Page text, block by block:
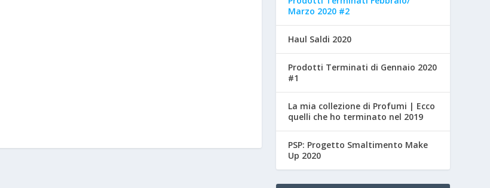
Marzo 2020 #2
Haul Saldi 2020
Prodotti Terminati di Gennaio 2020
#1
La mia collezione di Profumi | Ecco
quelli che ho terminato nel 2019
PSP: Progetto Smaltimento Make
Up 2020